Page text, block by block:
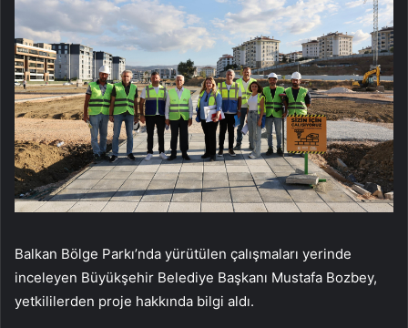
Balkan Bölge Parkı’nda yürütülen çalışmaları yerinde
inceleyen Büyükşehir Belediye Başkanı Mustafa Bozbey,
yetkililerden proje hakkında bilgi aldı.